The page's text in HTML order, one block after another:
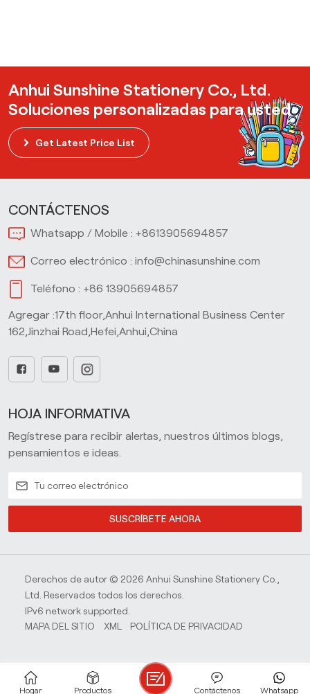
Anhui Sunshine Stationery Co., Ltd.
Soluciones personalizadas para usted
Get Latest Price List
CONTÁCTENOS
Whatsapp / Mobile : +8613905694857
Correo electrónico : info@chinasunshine.com
Teléfono : +86 13905694857
Agregar :17th floor,Anhui International Business Center
162,Jinzhai Road,Hefei,Anhui,China
HOJA INFORMATIVA
Regístrese para recibir alertas, nuestros últimos blogs,
pensamientos e ideas.
SUSCRÍBETE AHORA
Derechos de autor © 2026 Anhui Sunshine Stationery Co.,
Ltd. Reservados todos los derechos.
IPv6 network supported.
MAPA DEL SITIO
XML POLÍTICA DE PRIVACIDAD
Hogar Productos Whatsapp
Contáctenos